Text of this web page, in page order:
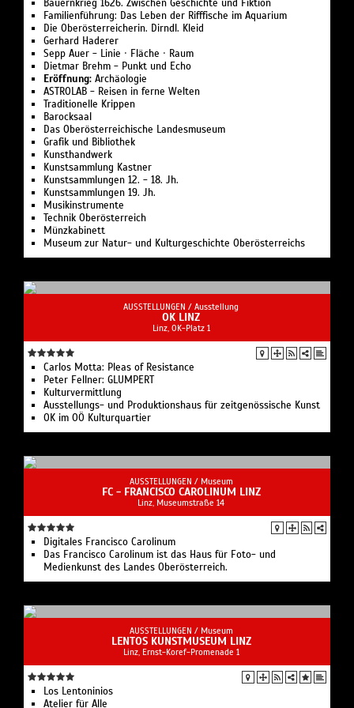
Jede Form der Vervielfältigung, Verbreitung oder
sonstigen Verwertung der bereitgestellten
Abbildungen, Inhalte und Daten, gleichgültig ob für
kommerzielle oder nicht-kommerzielle Zwecke,
ausgenommen zum eigenen und privaten Gebrauch, ist
untersagt. Ein Zuwiderhandeln kann urheberrechtliche
Folgen nach sich ziehen.
Bauern­krieg 1626. Zwischen Geschichte und Fiktion
Familien­führung: Das Leben der Rifffische im Aquarium
Die Oberösterreicherin. Dirndl. Kleid
Gerhard Haderer
Sepp Auer - Linie · Fläche · Raum
Dietmar Brehm - Punkt und Echo
Eröffnung: Archäologie
ASTROLAB - Reisen in ferne Welten
Traditionelle Krippen
Barocksaal
Das Oberösterreichische Landesmuseum
Grafik und Bibliothek
Kunsthandwerk
Kunstsammlung Kastner
Kunstsammlungen 12. - 18. Jh.
Kunstsammlungen 19. Jh.
Musikinstrumente
Technik Oberösterreich
Münzkabinett
Museum zur Natur- und Kulturgeschichte Oberösterreichs
AUSSTELLUNGEN / Ausstellung
OK LINZ
Linz, OK-Platz 1
Carlos Motta: Pleas of Resistance
Peter Fellner: GLUMPERT
Kulturvermittlung
Ausstellungs- und Produktionshaus für zeitgenössische Kunst
OK im OÖ Kulturquartier
AUSSTELLUNGEN / Museum
FC - FRANCISCO CAROLINUM LINZ
Linz, Museumstraße 14
Digitales Francisco Carolinum
Das Francisco Carolinum ist das Haus für Foto- und
Medienkunst des Landes Oberösterreich.
AUSSTELLUNGEN / Museum
LENTOS KUNSTMUSEUM LINZ
Linz, Ernst-Koref-Promenade 1
Los Len­to­ni­ni­os
Ate­lier für Alle